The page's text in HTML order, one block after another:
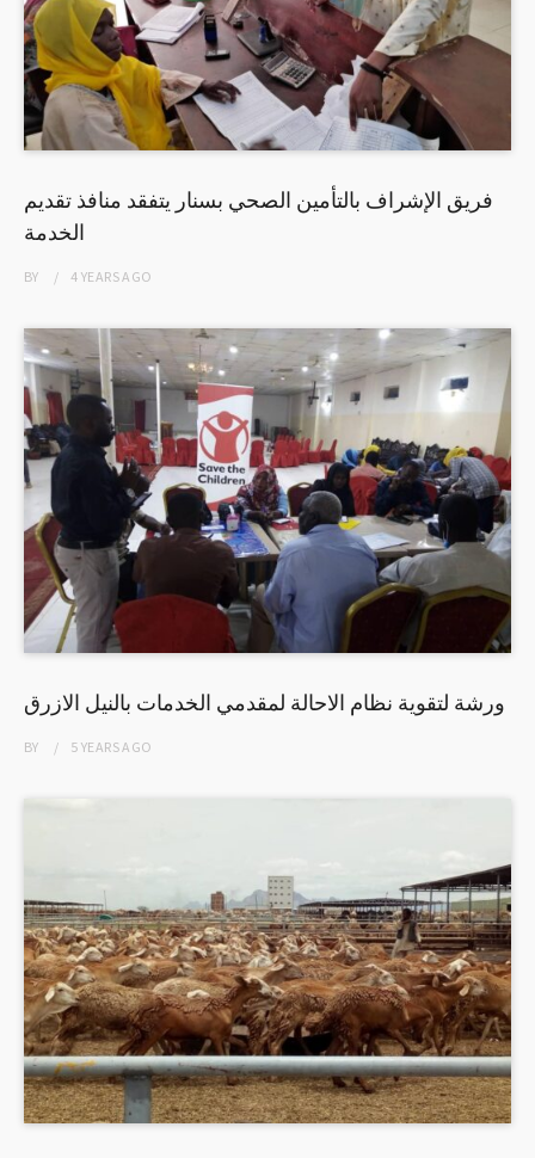
فريق الإشراف بالتأمين الصحي بسنار يتفقد منافذ تقديم
الخدمة
BY 4 YEARSAGO
ورشة لتقوية نظام الاحالة لمقدمي الخدمات بالنيل الازرق
BY 5 YEARSAGO